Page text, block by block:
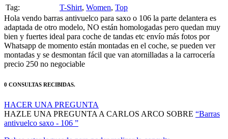
Hola vendo barras antivuelco para saxo o 106 la parte delantera es
adaptada de otro modelo, NO están homologadas pero quedan muy
bien y fuertes ideal para coche de tandas etc envío más fotos por
Whatsapp de momento están montadas en el coche, se pueden ver
montadas y se desmontan fácil que van atornilladas a la carrocería
precio 250 no negociable
HAZLE UNA PREGUNTA A CARLOS ARCO SOBRE
antivuelco saxo - 106 ”
Debes estar logueado para poder realizar la consulta